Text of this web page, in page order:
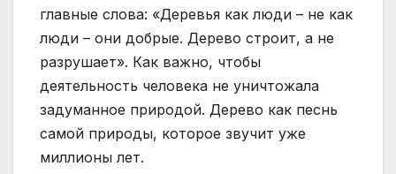
главные слова: «Деревья как люди – не как
люди – они добрые. Дерево строит, а не
разрушает». Как важно, чтобы
деятельность человека не уничтожала
задуманное природой. Дерево как песнь
самой природы, которое звучит уже
миллионы лет.